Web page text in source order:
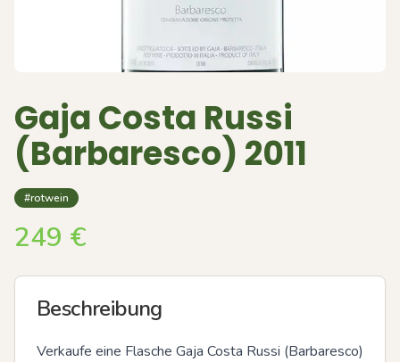
Gaja Costa Russi
(Barbaresco) 2011
#rotwein
249 €
Beschreibung
Verkaufe eine Flasche Gaja Costa Russi (Barbaresco)